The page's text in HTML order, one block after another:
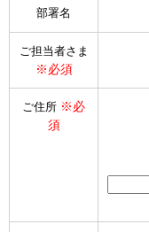
部署名
ご担当者さま
※必須
ご住所 ※必
須